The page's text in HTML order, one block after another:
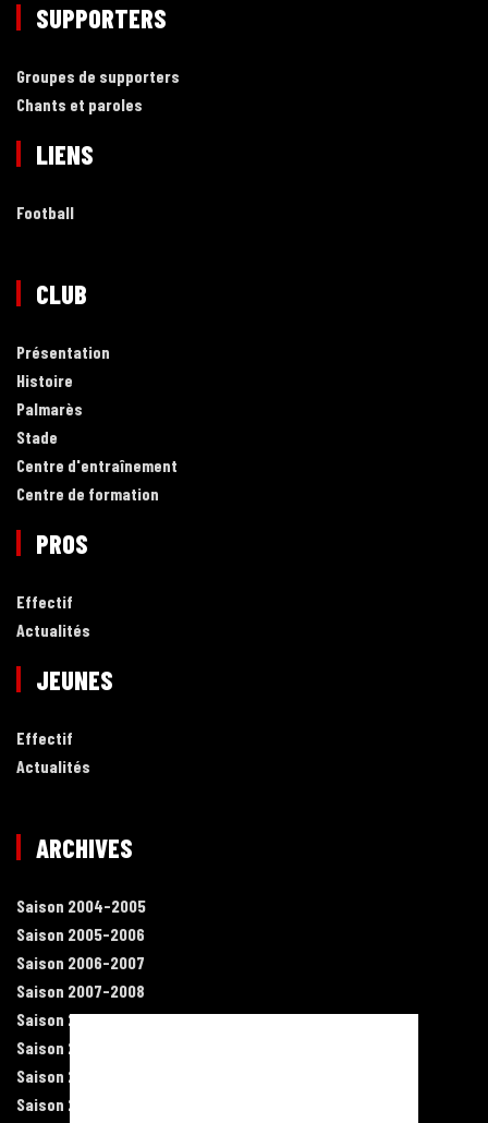
SUPPORTERS
Groupes de supporters
Chants et paroles
LIENS
Football
CLUB
Présentation
Histoire
Palmarès
Stade
Centre d'entraînement
Centre de formation
PROS
Effectif
Actualités
JEUNES
Effectif
Actualités
ARCHIVES
Saison 2004-2005
Saison 2005-2006
Saison 2006-2007
Saison 2007-2008
Saison 2008-2009
Saison 2009-2010
Saison 2010-2011
Saison 2011-2012